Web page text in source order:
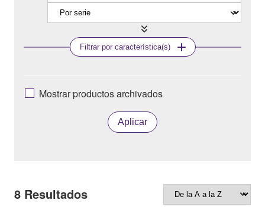
Filtrar por característica(s)
Mostrar productos archivados
Aplicar
8 Resultados